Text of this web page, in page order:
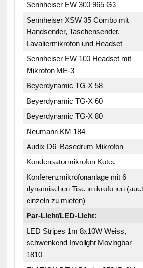
Sennheiser EW 300 965 G3
Sennheiser XSW 35 Combo mit
Handsender, Taschensender,
Lavaliermikrofon und Headset
Sennheiser EW 100 Headset mit
Mikrofon ME-3
Beyerdynamic TG-X 58
Beyerdynamic TG-X 60
Beyerdynamic TG-X 80
Neumann KM 184
Audix D6, Basedrum Mikrofon
Kondensatormikrofon Kotec
Konferenzmikrofonanlage mit 6
dynamischen Tischmikrofonen
einzeln zu mieten)
Par-Licht/LED-Licht:
LED Stripes 1m 8x10W Weiss,
schwenkend Involight Movingbar
1810